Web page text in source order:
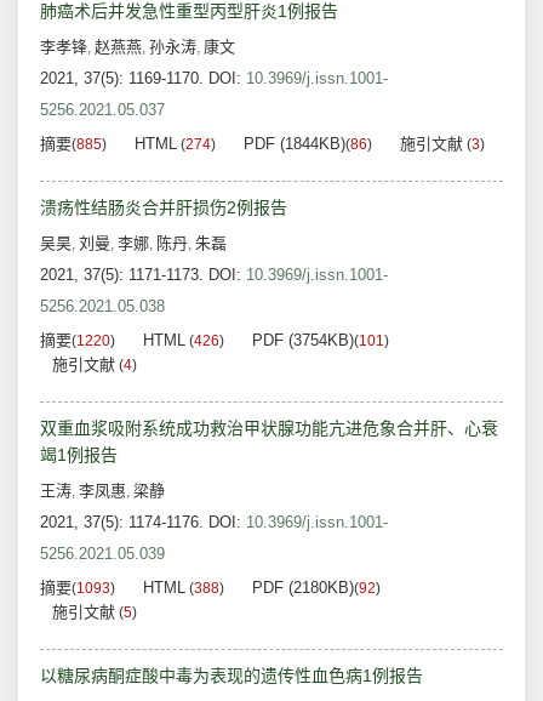
肺癌术后并发急性重型丙型肝炎1例报告
李孝锋, 赵燕燕, 孙永涛, 康文
2021, 37(5): 1169-1170. DOI: 10.3969/j.issn.1001-
5256.2021.05.037
摘要(885) HTML (274) PDF (1844KB)(86) 施引文献 (3)
溃疡性结肠炎合并肝损伤2例报告
吴昊, 刘曼, 李娜, 陈丹, 朱磊
2021, 37(5): 1171-1173. DOI: 10.3969/j.issn.1001-
5256.2021.05.038
摘要(1220) HTML (426) PDF (3754KB)(101)
施引文献 (4)
双重血浆吸附系统成功救治甲状腺功能亢进危象合并肝、心衰
竭1例报告
王涛, 李凤惠, 梁静
2021, 37(5): 1174-1176. DOI: 10.3969/j.issn.1001-
5256.2021.05.039
摘要(1093) HTML (388) PDF (2180KB)(92)
施引文献 (5)
以糖尿病酮症酸中毒为表现的遗传性血色病1例报告